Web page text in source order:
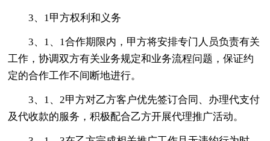
3、1甲方权利和义务
3、1、1合作期限内，甲方将安排专门人员负责有关
工作，协调双方有关业务规定和业务流程问题，保证约
定的合作工作不间断地进行。
3、1、2甲方对乙方客户优先签订合同、办理代支付
及代收款的服务，积极配合乙方开展代理推广活动。